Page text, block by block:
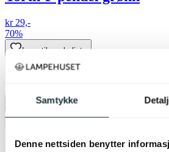
Samtykke
Denne nettsiden benytter
kr 29,-
70%
Legg til ønskeliste